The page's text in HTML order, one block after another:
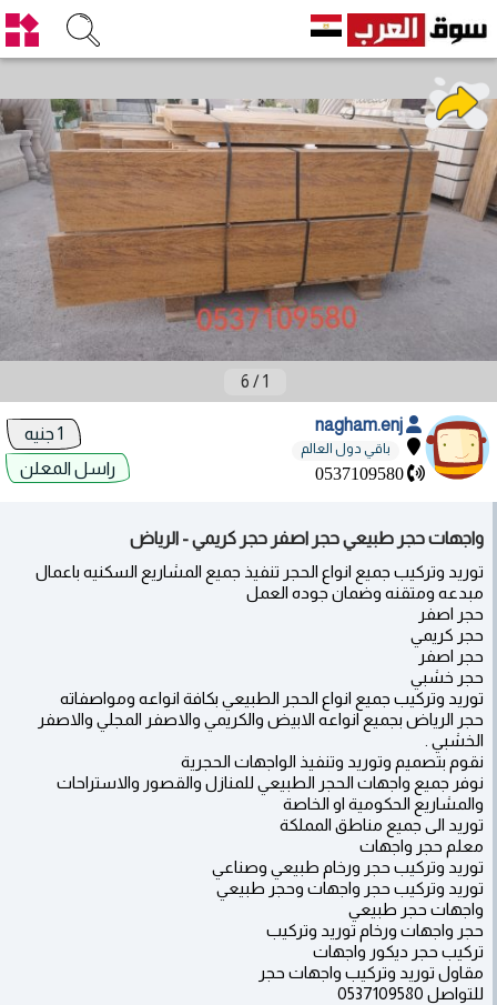
1
/
6
باقي دول العالم
0537109580
راسل المعلن
واجهات حجر طبيعي حجر اصفر حجر كريمي - الرياض
توريد وتركيب جميع انواع الحجر تنفيذ جميع المشاريع السكنيه باعمال
مبدعه ومتقنه وضمان جوده العمل
حجر اصفر
حجر كريمي
حجر اصفر
حجر خشبي
توريد وتركيب جميع انواع الحجر الطبيعي بكافة انواعه ومواصفاته
حجر الرياض بجميع انواعه الابيض والكريمي والاصفر المجلي والاصفر
الخشبي .
نقوم بتصميم وتوريد وتنفيذ الواجهات الحجرية
نوفر جميع واجهات الحجر الطبيعي للمنازل والقصور والاستراحات
والمشاريع الحكومية او الخاصة
توريد الى جميع مناطق المملكة
معلم حجر واجهات
توريد وتركيب حجر ورخام طبيعي وصناعي
توريد وتركيب حجر واجهات وحجر طبيعي
واجهات حجر طبيعي
حجر واجهات ورخام توريد وتركيب
تركيب حجر ديكور واجهات
مقاول توريد وتركيب واجهات حجر
للتواصل 0537109580